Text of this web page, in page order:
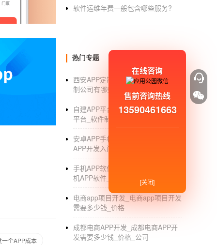
所有产品版块实现消费者保护机制，让58同
通过不懈努力，不断完善信用管理机制、消
一个APP成本
软件运维年费一般包含哪些服务?
热门专题
西安APP定制_西安APP移动开发定
制公司有哪些_外包公司_排名
自建APP平台_傻瓜式简单自建APP
平台_软件制作_费用
安卓APP手机开发_傻瓜式Android
APP开发入门教程_前景_工具_费用
手机APP软件定制开发_怎么开发手
机APP软件_定制公司
电商app项目开发_电商app项目开发
需要多少钱_价格
成都电商APP开发_成都电商APP开
发需要多少钱_价格_公司
在线咨询
售前咨询热线
13590461663
[关闭]